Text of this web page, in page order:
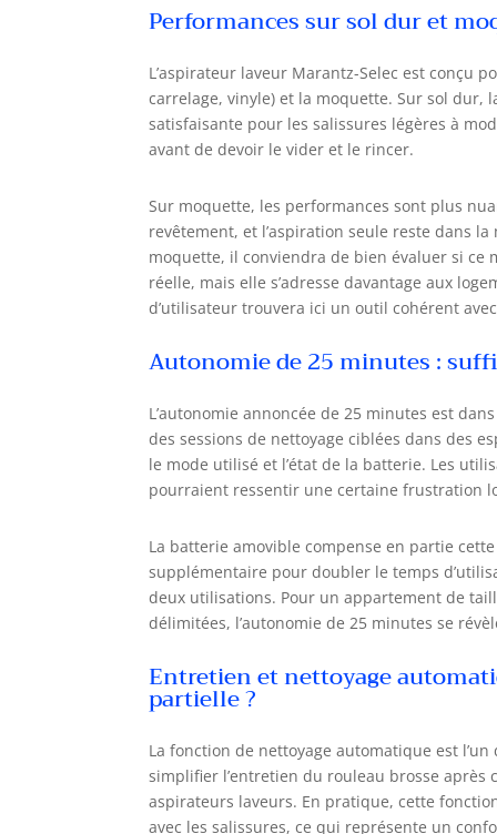
Performances sur sol dur et
L’aspirateur laveur Marantz-Selec est conçu
carrelage, vinyle) et la moquette. Sur sol
satisfaisante pour les salissures légères à
avant de devoir le vider et le rincer.
Sur moquette, les performances sont plus
revêtement, et l’aspiration seule reste dans
moquette, il conviendra de bien évaluer si ce
réelle, mais elle s’adresse davantage aux
d’utilisateur trouvera ici un outil cohérent
Autonomie de 25 minutes :
L’autonomie annoncée de 25 minutes est
des sessions de nettoyage ciblées dans des
le mode utilisé et l’état de la batterie. Les
pourraient ressentir une certaine frustration
La batterie amovible compense en partie
supplémentaire pour doubler le temps
deux utilisations. Pour un appartement de
délimitées, l’autonomie de 25 minutes se
Entretien et nettoyage
partielle ?
La fonction de nettoyage automatique est
simplifier l’entretien du rouleau brosse
aspirateurs laveurs. En pratique, cette
avec les salissures, ce qui représente un